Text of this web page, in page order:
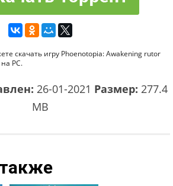
скачать игру Phoenotopia: Awakening rutor
PC.
26-01-2021 Размер: 277.4
MB